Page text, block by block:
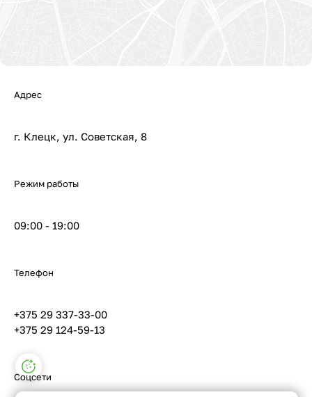
Адрес
г. Клецк, ул. Советская, 8
Режим работы
09:00 - 19:00
Телефон
+375 29 337-33-00
+375 29 124-59-13
Соцсети
Настройки файлов cookie
Функциональные